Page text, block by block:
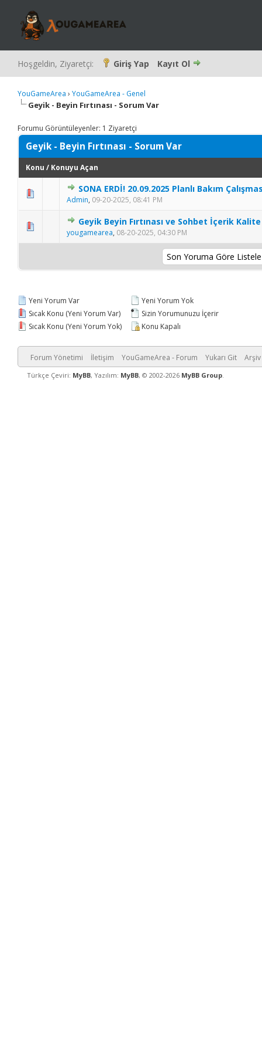
Hoşgeldin, Ziyaretçi: Giriş Yap Kayıt Ol
YouGameArea › YouGameArea - Genel
Geyik - Beyin Fırtınası - Sorum Var
Forumu Görüntüleyenler: 1 Ziyaretçi
Geyik - Beyin Fırtınası - Sorum Var
Konu / Konuyu Açan
SONA ERDİ! 20.09.2025 Planlı Bakım
Admin, 09-20-2025, 08:41 PM
Geyik Beyin Fırtınası ve Sohbet İçerik
yougamearea, 08-20-2025, 04:30 PM
Yeni Yorum Var
Sıcak Konu (Yeni Yorum Var)
Sıcak Konu (Yeni Yorum Yok)
Yeni Yorum Yok
Sizin Yorumunuzu İçerir
Konu Kapalı
Forum Yönetimi İletişim YouGameArea - Forum Yukarı Git Arşiv
Türkçe Çeviri: MyBB, Yazılım: MyBB, © 2002-2026 MyBB Group